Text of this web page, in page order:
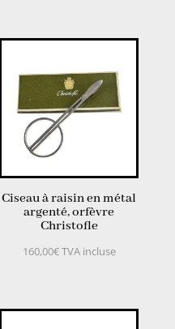
Ciseau à raisin en métal
argenté, orfèvre
Christofle
160,00€TVA incluse